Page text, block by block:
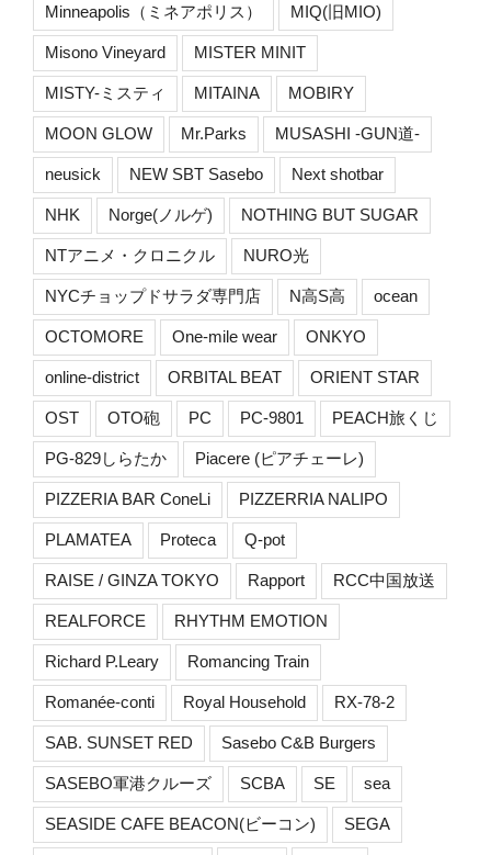
Minneapolis（ミネアポリス） MIQ(旧MIO)
Misono Vineyard MISTER MINIT
MISTY-ミスティ MITAINA MOBIRY
MOON GLOW Mr.Parks MUSASHI -GUN道-
neusick NEW SBT Sasebo Next shotbar
NHK Norge(ノルゲ) NOTHING BUT SUGAR
NTアニメ・クロニクル NURO光
NYCチョップドサラダ専門店 N高S高 ocean
OCTOMORE One-mile wear ONKYO
online-district ORBITAL BEAT ORIENT STAR
OST OTO砲 PC PC-9801 PEACH旅くじ
PG-829しらたか Piacere (ピアチェーレ)
PIZZERIA BAR ConeLi PIZZERRIA NALIPO
PLAMATEA Proteca Q-pot
RAISE / GINZA TOKYO Rapport RCC中国放送
REALFORCE RHYTHM EMOTION
Richard P.Leary Romancing Train
Romanée-conti Royal Household RX-78-2
SAB. SUNSET RED Sasebo C&B Burgers
SASEBO軍港クルーズ SCBA SE sea
SEASIDE CAFE BEACON(ビーコン) SEGA